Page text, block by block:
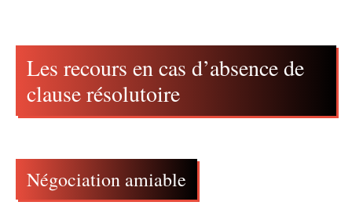
Les recours en cas d’absence de
clause résolutoire
Négociation amiable